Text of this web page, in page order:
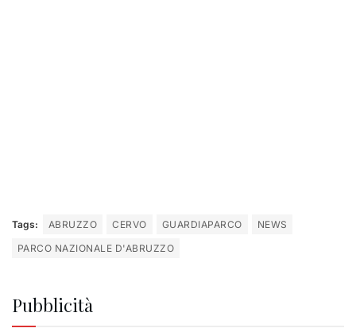
Tags: ABRUZZO CERVO GUARDIAPARCO
NEWS
PARCO NAZIONALE D'ABRUZZO
Pubblicità